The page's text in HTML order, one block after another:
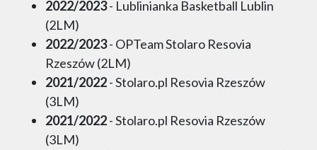
2022/2023- Lublinianka Basketball Lublin
(2LM)
2022/2023- OPTeam Stolaro Resovia
Rzeszów (2LM)
2021/2022- Stolaro.pl Resovia Rzeszów
(3LM)
2021/2022- Stolaro.pl Resovia Rzeszów
(3LM)